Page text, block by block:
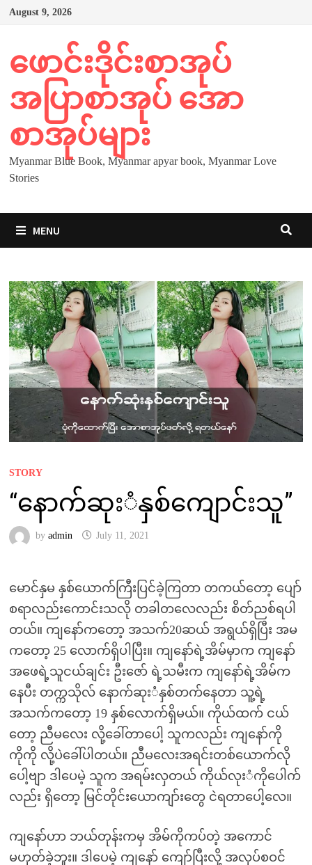
Skip
August 9, 2026
ဖောင်းဒိုင်းစာအုပ်
အပြာစာအုပ် အော
စာအုပ်များ
Myanmar Blue Book, Myanmar apyar book, Myanmar Love
Stories
MENU
STORY
“နောက်ဆုးံနှစ်ကျောင်းသူ”
by admin July 11, 2021
မောင်နှမ နှစ်ယောက်ကြီးပြင်ခဲ့ကြတာ တကယ်တော့ ပျော်
စရာလည်းကောင်းသလို တခါတလေလည်း စိတ်ညစ်ရပါ
တယ်။ ကျနော်ကတော့ အသက်20ဆယ် အရွယ်ရှိပြီး အမ
ကတော့ 25 လောက်ရှိပါပြီး။ ကျနော်ရဲ့အိမ်မှာက ကျနော်
အဖေရဲ့သူငယ်ချင်း ဦးဇော် ရဲ့သမီးက ကျနော်ရဲ့အိမ်က
နေပီး တက္ကသိုလ် နောက်ဆုးံနှစ်တက်နေတာ သူ့ရဲ့
အသက်ကတော့ 19 နှစ်လောက်ရှိမယ်။ ကိုယ်ထက် ငယ်
တော့ ညီမလေး လို့ခေါ်တာပေါ့ သူကလည်း ကျနော်ကို
ကိုကို လို့ပဲခေါ်ပါတယ်။ ညီမလေးအရင်းတစ်ယောက်လို
ပေါ့ဗျာ ဒါပေမဲ့ သူက အရမ်းလှတယ် ကိုယ်လုးံကိုပေါက်
လည်း ရှိတော့ မြင်တိုင်းယောကျာ်းတွေ ငဲရတာပေါ့လေ။
ကျနော်ဟာ ဘယ်တုန်းကမှ အိမ်ကိုကပ်တဲ့ အကောင်
မဟုတ်ခဲ့ဘူး။ ဒါပေမဲ့ ကျနော် ကျော်ပြီးလို့ အလုပ်စဝင်